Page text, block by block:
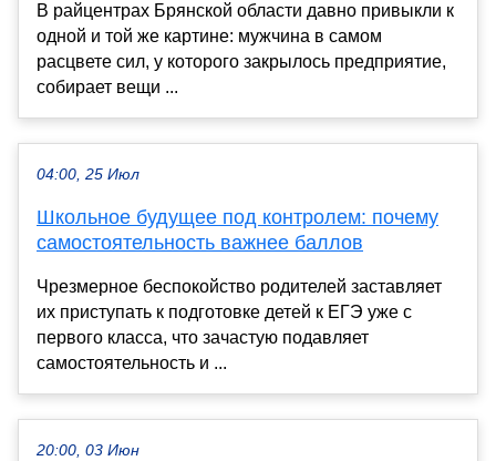
В райцентрах Брянской области давно привыкли к
одной и той же картине: мужчина в самом
расцвете сил, у которого закрылось предприятие,
собирает вещи ...
04:00, 25 Июл
Школьное будущее под контролем: почему
самостоятельность важнее баллов
Чрезмерное беспокойство родителей заставляет
их приступать к подготовке детей к ЕГЭ уже с
первого класса, что зачастую подавляет
самостоятельность и ...
20:00, 03 Июн